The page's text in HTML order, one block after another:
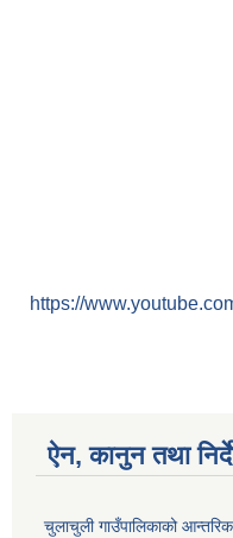
https://
ऐन, कानुन तथा
चुलाचुली गाउँपालिकाको